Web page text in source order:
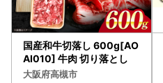
国産和牛切落し 600g[AO
AI010] 牛肉 切り落とし
大阪府高槻市